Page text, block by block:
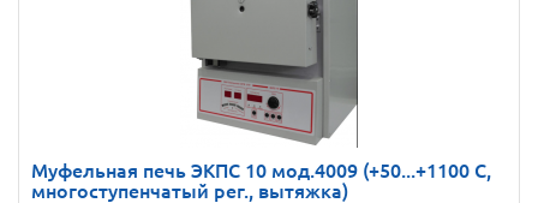
Муфельная печь ЭКПС 10 мод.4009 (+50...+1100 С,
многоступенчатый рег., вытяжка)